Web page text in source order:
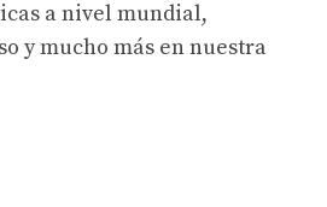
a nivel mundial,
y mucho más en nuestra